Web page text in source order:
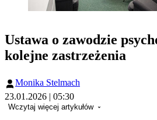
Ustawa o zawodzie
kolejne zastrzeżenia
Monika Stelmach
23.01.2026 | 05:30
Wczytaj więcej artykułów